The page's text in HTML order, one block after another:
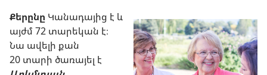
Քերընը Կանադայից է և
այժմ 72 տարեկան է։
Նա ավելի քան
20 տարի ծառայել է